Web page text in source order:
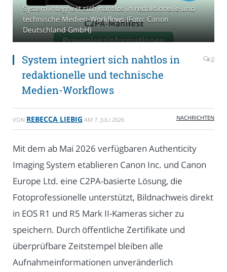
System integriert sich nahtlos in redaktionelle und
technische Medien-Workflows (Foto: Canon
Deutschland GmbH)
System integriert sich nahtlos in
redaktionelle und technische
Medien-Workflows
0
VON REBECCA LIEBIG AM 7. JULI 2026 NACHRICHTEN
Mit dem ab Mai 2026 verfügbaren Authenticity
Imaging System etablieren Canon Inc. und Canon
Europe Ltd. eine C2PA-basierte Lösung, die
Fotoprofessionelle unterstützt, Bildnachweis direkt
in EOS R1 und R5 Mark II-Kameras sicher zu
speichern. Durch öffentliche Zertifikate und
überprüfbare Zeitstempel bleiben alle
Aufnahmeinformationen unveränderlich